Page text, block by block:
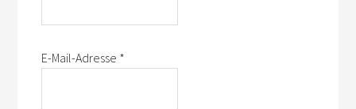
E-Mail-Adresse *